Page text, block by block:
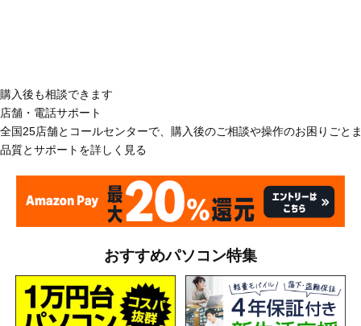
購入後も相談できます
店舗・電話サポート
全国25店舗とコールセンターで、購入後のご相談や操作のお困りごと
品質とサポートを詳しく見る
おすすめパソコン特集